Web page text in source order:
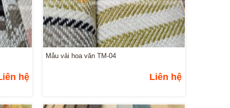
hệ
Mẫu vải hoa văn TM-04
Liên hệ